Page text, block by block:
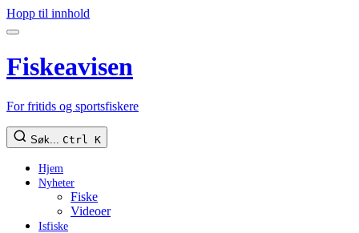
Hopp til innhold
Fiskeavisen
For fritids og sportsfiskere
Søk... Ctrl K
Hjem
Nyheter
Fiske
Videoer
Isfiske